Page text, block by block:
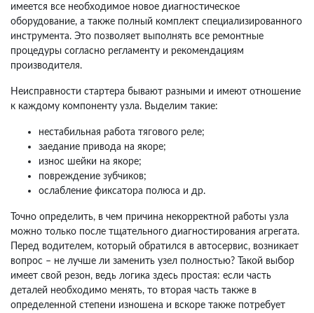
имеется все необходимое новое диагностическое
оборудование, а также полный комплект специализированного
инструмента. Это позволяет выполнять все ремонтные
процедуры согласно регламенту и рекомендациям
производителя.
Неисправности стартера бывают разными и имеют отношение
к каждому компоненту узла. Выделим такие:
нестабильная работа тягового реле;
заедание привода на якоре;
износ шейки на якоре;
повреждение зубчиков;
ослабление фиксатора полюса и др.
Точно определить, в чем причина некорректной работы узла
можно только после тщательного диагностирования агрегата.
Перед водителем, который обратился в автосервис, возникает
вопрос – не лучше ли заменить узел полностью? Такой выбор
имеет свой резон, ведь логика здесь простая: если часть
деталей необходимо менять, то вторая часть также в
определенной степени изношена и вскоре также потребует